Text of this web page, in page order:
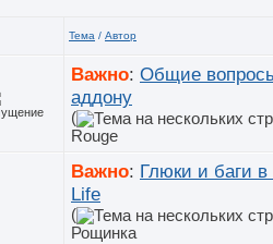
Тема / Автор
Важно: Общие
аддону
(
Rouge
Важно: Глюки и баги
Life
(
Рощинка